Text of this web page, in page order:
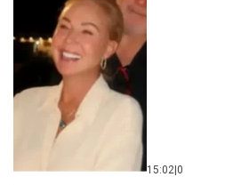
15:02|0